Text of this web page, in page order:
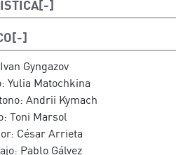
Gyngazov
Yulia Matochkina
Andrii Kymach
Toni Marsol
César Arrieta
Pablo Gálvez